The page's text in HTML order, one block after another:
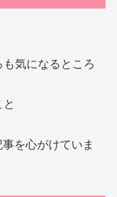
気になるところ
を心がけていま